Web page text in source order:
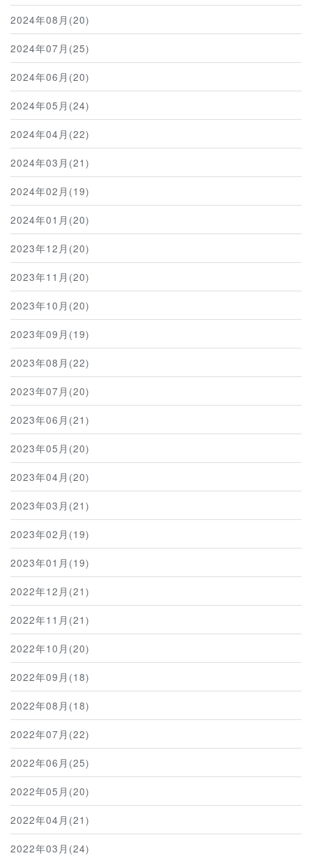
2024年08月(20)
2024年07月(25)
2024年06月(20)
2024年05月(24)
2024年04月(22)
2024年03月(21)
2024年02月(19)
2024年01月(20)
2023年12月(20)
2023年11月(20)
2023年10月(20)
2023年09月(19)
2023年08月(22)
2023年07月(20)
2023年06月(21)
2023年05月(20)
2023年04月(20)
2023年03月(21)
2023年02月(19)
2023年01月(19)
2022年12月(21)
2022年11月(21)
2022年10月(20)
2022年09月(18)
2022年08月(18)
2022年07月(22)
2022年06月(25)
2022年05月(20)
2022年04月(21)
2022年03月(24)